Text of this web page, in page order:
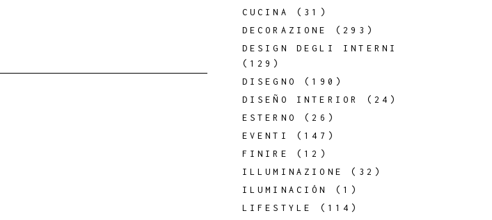
CUCINA
(31)
DECORAZIONE
(293)
DESIGN DEGLI INTERNI
(129)
DISEGNO
(190)
DISEÑO INTERIOR
(24)
ESTERNO
(26)
EVENTI
(147)
FINIRE
(12)
ILLUMINAZIONE
(32)
ILUMINACIÓN
(1)
LIFESTYLE
(114)